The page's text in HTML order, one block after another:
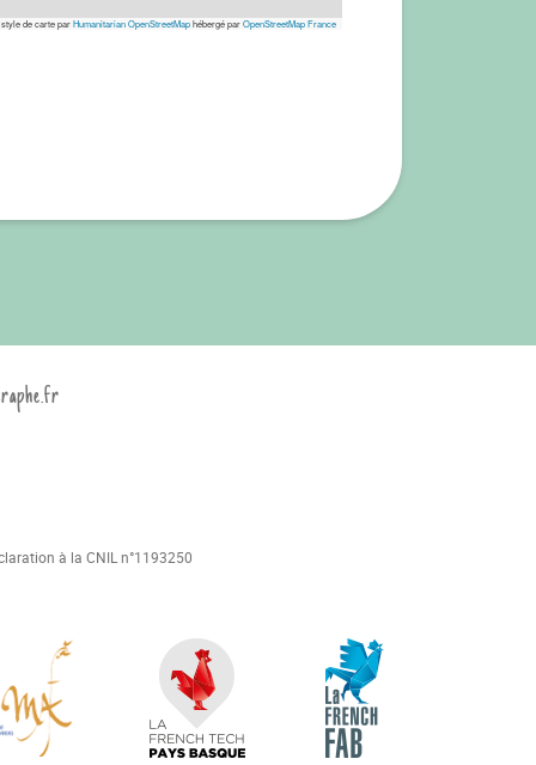
de carte parHumanitarian OpenStreetMaphébergé parOpenStreetMap France
à la CNIL n°1193250